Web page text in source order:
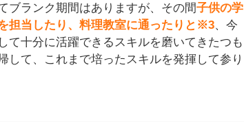
ブランク期間はありますが、その間子供の学
担当したり、料理教室に通ったりと※3、今
て十分に活躍できるスキルを磨いてきたつも
して、これまで培ったスキルを発揮して参り